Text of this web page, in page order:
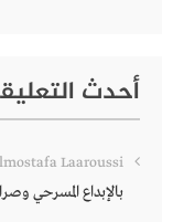
أحدث
Laaroussi
بالإبداع المسرحي